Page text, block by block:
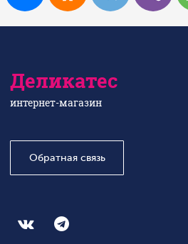
Деликатес
интернет-магазин
Обратная связь